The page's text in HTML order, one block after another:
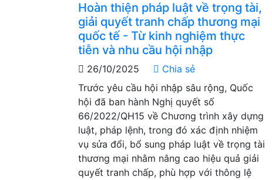
Hoàn thiện pháp luật về trọng tài,
giải quyết tranh chấp thương mại
quốc tế - Từ kinh nghiệm thực
tiễn và nhu cầu hội nhập
26/10/2025
Chia sẻ
Trước yêu cầu hội nhập sâu rộng, Quốc
hội đã ban hành Nghị quyết số
66/2022/QH15 về Chương trình xây dựng
luật, pháp lệnh, trong đó xác định nhiệm
vụ sửa đổi, bổ sung pháp luật về trọng tài
thương mại nhằm nâng cao hiệu quả giải
quyết tranh chấp, phù hợp với thông lệ